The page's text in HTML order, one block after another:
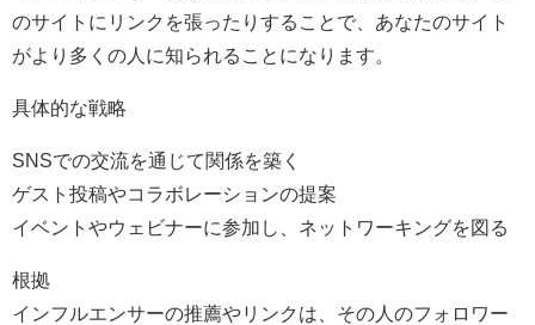
のサイトにリンクを張ったりすることで、あなたのサイト
がより多くの人に知られることになります。
具体的な戦略
SNSでの交流を通じて関係を築く
ゲスト投稿やコラボレーションの提案
イベントやウェビナーに参加し、ネットワーキングを図る
根拠
インフルエンサーの推薦やリンクは、その人のフォロワー